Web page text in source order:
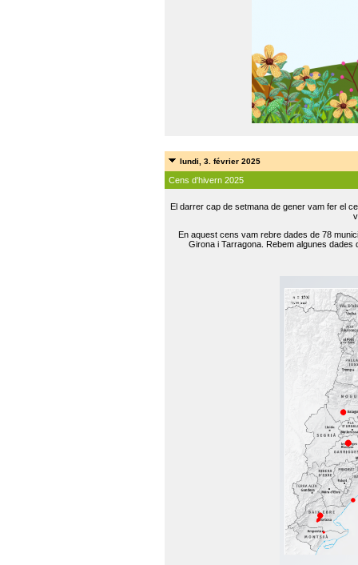
lundi, 3. février 2025
Cens d'hivern 2025
El darrer cap de setmana de gener vam fer el
En aquest cens vam rebre dades de 78
Girona i Tarragona. Rebem algunes